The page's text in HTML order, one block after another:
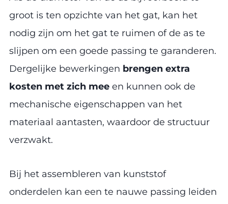
groot is ten opzichte van het gat, kan het
nodig zijn om het gat te ruimen of de as te
slijpen om een goede passing te garanderen.
Dergelijke bewerkingen brengen extra
kosten met zich mee en kunnen ook de
mechanische eigenschappen van het
materiaal aantasten, waardoor de structuur
verzwakt.
Bij het assembleren van kunststof
onderdelen kan een te nauwe passing leiden